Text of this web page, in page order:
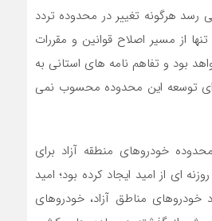
رسد هرگونه تغییر در محدوده تردد
از مسیر اصلاح قوانین و مقررات
بود و تفاهم نامه های استانی به
توسعه این محدوده محسوب نمی
خودروهای منطقه آزاد برای
ای از امید ایجاد کرده بود؛ امید
خودروهای مناطق آزاد، خودروهای